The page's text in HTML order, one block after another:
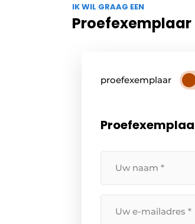
IK WIL GRAAG EEN
proefexemplaar
naam
*